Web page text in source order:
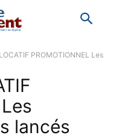
PROMOTIONNEL Les
lancés